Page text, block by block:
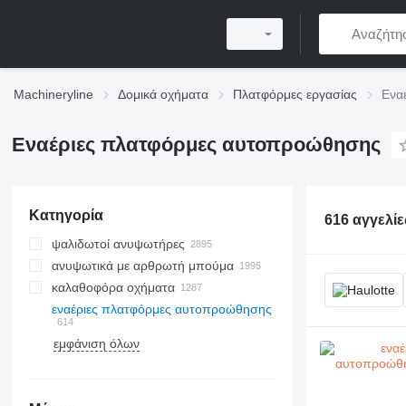
Machineryline Δομικά οχήματα Πλατφόρμες εργασίας
Εναέριες πλατφόρμες αυτοπροώθησης
Κατηγορία
ψαλιδωτοί ανυψωτήρες
ανυψωτικά με αρθρωτή μπούμα
καλαθοφόρα οχήματα
εναέριες πλατφόρμες αυτοπροώθησης
εμφάνιση όλων
616